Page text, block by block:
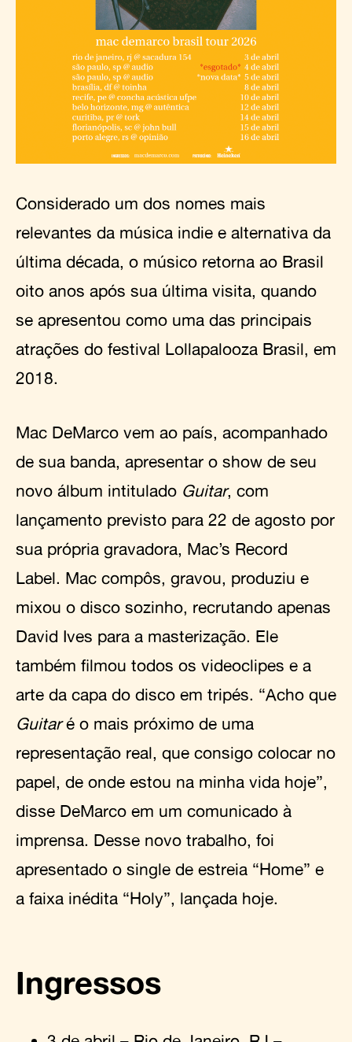
Considerado um dos nomes mais
relevantes da música indie e alternativa da
última década, o músico retorna ao Brasil
oito anos após sua última visita, quando
se apresentou como uma das principais
atrações do festival Lollapalooza Brasil, em
2018.
Mac DeMarco vem ao país, acompanhado
de sua banda, apresentar o show de seu
novo álbum intitulado Guitar, com
lançamento previsto para 22 de agosto por
sua própria gravadora, Mac’s Record
Label. Mac compôs, gravou, produziu e
mixou o disco sozinho, recrutando apenas
David Ives para a masterização. Ele
também filmou todos os videoclipes e a
arte da capa do disco em tripés. “Acho que
Guitaré o mais próximo de uma
representação real, que consigo colocar no
papel, de onde estou na minha vida hoje”,
disse DeMarco em um comunicado à
imprensa. Desse novo trabalho, foi
apresentado o single de estreia “Home” e
a faixa inédita “Holy”, lançada hoje.
Ingressos